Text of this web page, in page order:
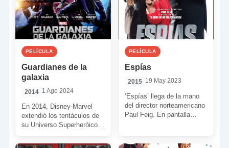
PELÍCULA
Guardianes de la
galaxia
2014 1 Ago 2024
En 2014, Disney-Marvel
extendió los tentáculos de
su Universo Superheróico
Tierra. Los extendió hacia
PELÍCULA
Espías
2015 19 May 2023
‘Espías’ llega de la mano
del director norteamericano
Paul Feig. En pantalla
filón de […]